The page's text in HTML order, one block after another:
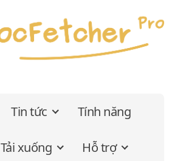
Tin tức Tính năng
Tải xuống Hỗ trợ